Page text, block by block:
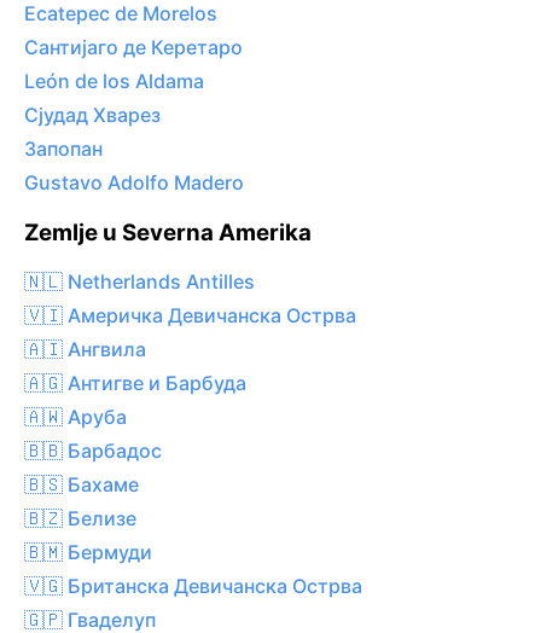
Ecatepec de Morelos
Сантијаго де Керетаро
León de los Aldama
Сјудад Хварез
Запопан
Gustavo Adolfo Madero
Zemlje u Severna Amerika
🇳🇱 Netherlands Antilles
🇻🇮 Америчка Девичанска Острва
🇦🇮 Ангвила
🇦🇬 Антигве и Барбуда
🇦🇼 Аруба
🇧🇧 Барбадос
🇧🇸 Бахаме
🇧🇿 Белизе
🇧🇲 Бермуди
🇻🇬 Британска Девичанска Острва
🇬🇵 Гваделуп